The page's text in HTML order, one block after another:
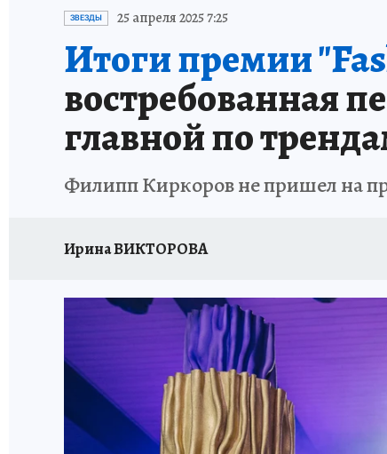
ИСПЫТАНО НА СЕБЕ
ЗВЕЗДЫ 25 апреля 2025 7:25
Итоги премии
востребованная
главной по
Филипп Киркоров не пришел на
Ирина ВИКТОРОВА